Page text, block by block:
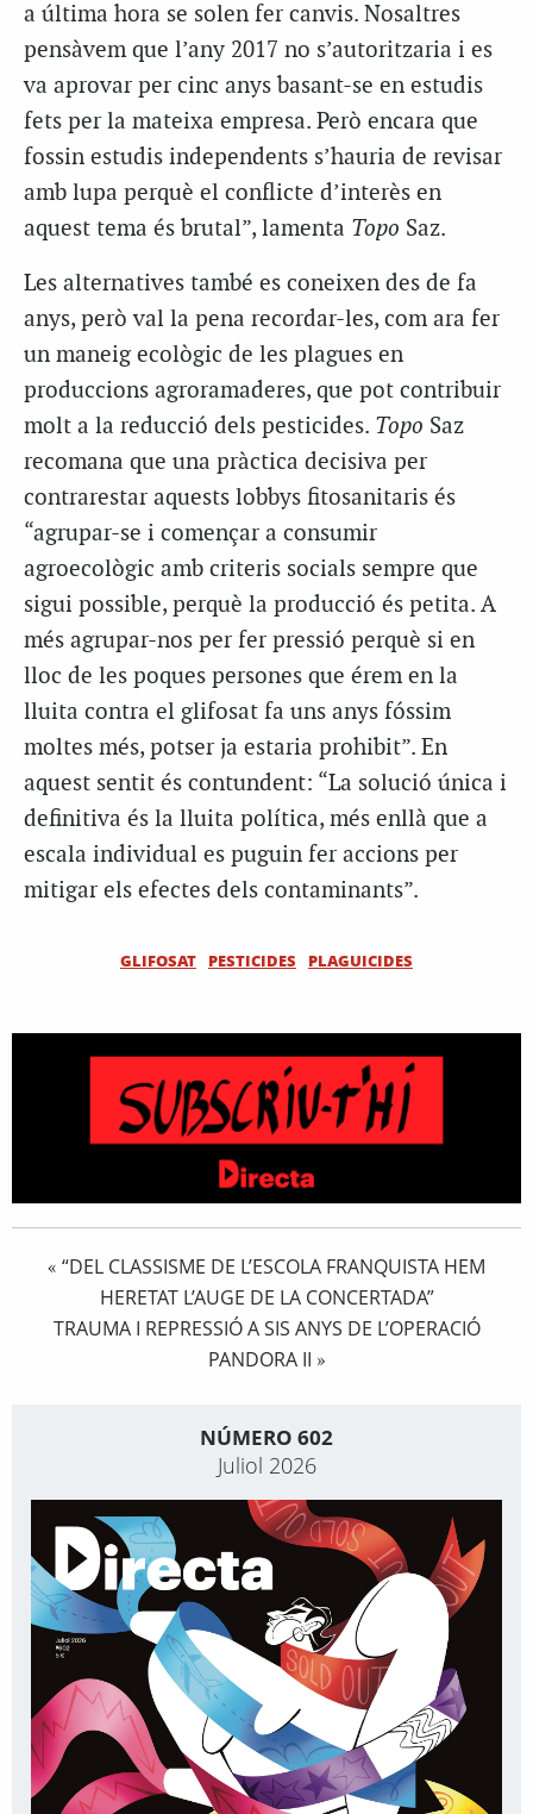
a última hora se solen fer canvis. Nosaltres
pensàvem que l’any 2017 no s’autoritzaria i es
va aprovar per cinc anys basant-se en estudis
fets per la mateixa empresa. Però encara que
fossin estudis independents s’hauria de revisar
amb lupa perquè el conflicte d’interès en
aquest tema és brutal”, lamenta Topo Saz.
Les alternatives també es coneixen des de fa
anys, però val la pena recordar-les, com ara fer
un maneig ecològic de les plagues en
produccions agroramaderes, que pot contribuir
molt a la reducció dels pesticides. Topo Saz
recomana que una pràctica decisiva per
contrarestar aquests lobbys fitosanitaris és
“agrupar-se i començar a consumir
agroecològic amb criteris socials sempre que
sigui possible, perquè la producció és petita. A
més agrupar-nos per fer pressió perquè si en
lloc de les poques persones que érem en la
lluita contra el glifosat fa uns anys fóssim
moltes més, potser ja estaria prohibit”. En
aquest sentit és contundent: “La solució única i
definitiva és la lluita política, més enllà que a
escala individual es puguin fer accions per
mitigar els efectes dels contaminants”.
GLIFOSAT PESTICIDES PLAGUICIDES
« “DEL CLASSISME DE L’ESCOLA FRANQUISTA HEM
HERETAT L’AUGE DE LA CONCERTADA”
TRAUMA I REPRESSIÓ A SIS ANYS DE L’OPERACIÓ
PANDORA II »
NÚMERO 602
Juliol 2026